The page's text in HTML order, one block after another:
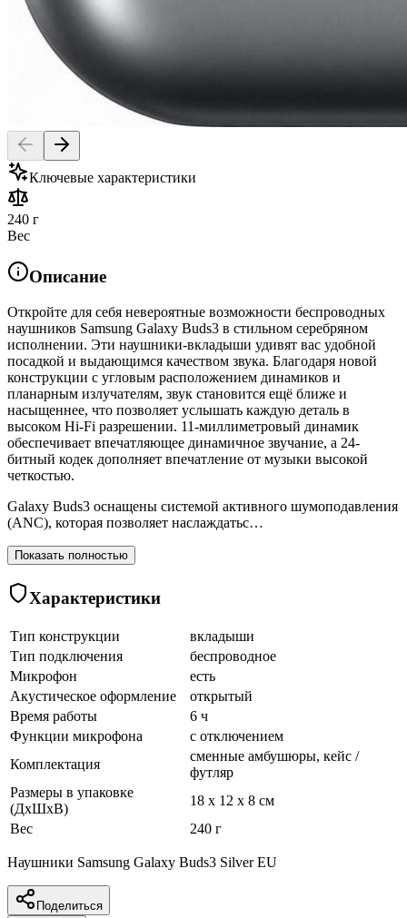
Ключевые характеристики
240 г
Вес
Описание
Откройте для себя невероятные возможности беспроводных
наушников Samsung Galaxy Buds3 в стильном серебряном
исполнении. Эти наушники-вкладыши удивят вас удобной
посадкой и выдающимся качеством звука. Благодаря новой
конструкции с угловым расположением динамиков и
планарным излучателям, звук становится ещё ближе и
насыщеннее, что позволяет услышать каждую деталь в
высоком Hi-Fi разрешении. 11-миллиметровый динамик
обеспечивает впечатляющее динамичное звучание, а 24-
битный кодек дополняет впечатление от музыки высокой
четкостью.
Galaxy Buds3 оснащены системой активного шумоподавления
(ANC), которая позволяет наслаждатьс…
Показать полностью
Характеристики
Тип конструкции
вкладыши
Тип подключения
беспроводное
Микрофон
есть
Акустическое оформление
открытый
Время работы
6 ч
Функции микрофона
с отключением
Комплектация
сменные амбушюры, кейс /
футляр
Размеры в упаковке
(ДхШхВ)
18 x 12 x 8 см
Вес
240 г
Наушники Samsung Galaxy Buds3 Silver EU
Поделиться